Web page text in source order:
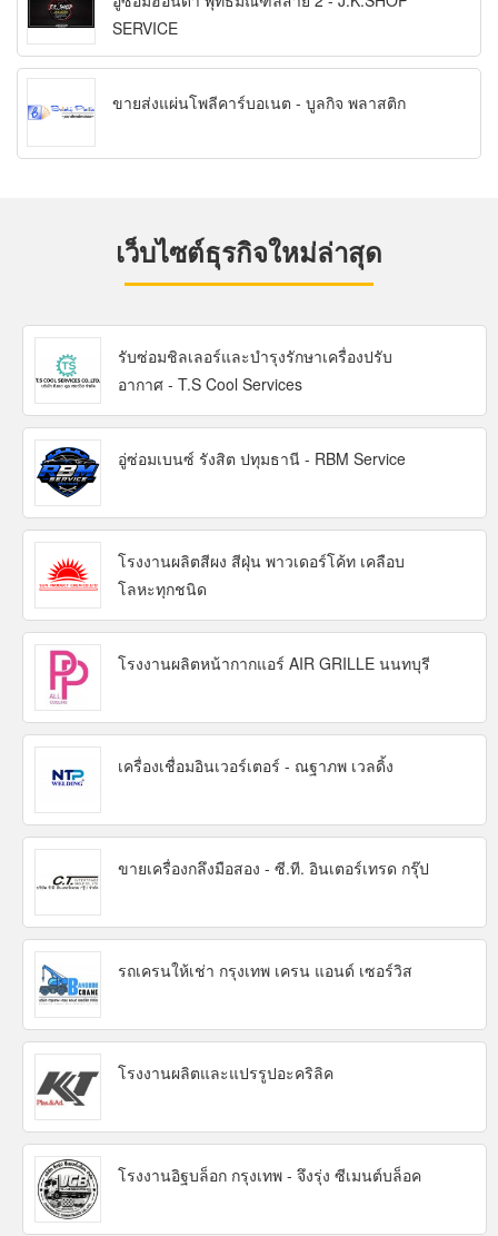
SERVICE
ขายส่งแผ่นโพลีคาร์บอเนต - บูลกิจ พลาสติก
เว็บไซต์ธุรกิจใหม่ล่าสุด
รับซ่อมชิลเลอร์และบำรุงรักษาเครื่องปรับ
อากาศ - T.S Cool Services
อู่ซ่อมเบนซ์ รังสิต ปทุมธานี - RBM Service
โรงงานผลิตสีผง สีฝุ่น พาวเดอร์โค้ท เคลือบ
โลหะทุกชนิด
โรงงานผลิตหน้ากากแอร์ AIR GRILLE นนทบุรี
เครื่องเชื่อมอินเวอร์เตอร์ - ณฐาภพ เวลดิ้ง
ขายเครื่องกลึงมือสอง - ซี.ที. อินเตอร์เทรด กรุ๊ป
รถเครนให้เช่า กรุงเทพ เครน แอนด์ เซอร์วิส
โรงงานผลิตและแปรรูปอะคริลิค
โรงงานอิฐบล็อก กรุงเทพ - จึงรุ่ง ซีเมนต์บล็อค